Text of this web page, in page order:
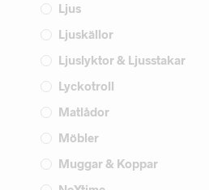
Ljus
Ljuskällor
Ljuslyktor & Ljusstakar
Lyckotroll
Matlådor
Möbler
Muggar & Koppar